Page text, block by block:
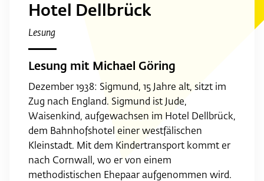
Hotel Dellbrück
Lesung
Lesung mit Michael Göring
Dezember 1938: Sigmund, 15 Jahre alt, sitzt im
Zug nach England. Sigmund ist Jude,
Waisenkind, aufgewachsen im Hotel Dellbrück,
dem Bahnhofshotel einer westfälischen
Kleinstadt. Mit dem Kindertransport kommt er
nach Cornwall, wo er von einem
methodistischen Ehepaar aufgenommen wird.